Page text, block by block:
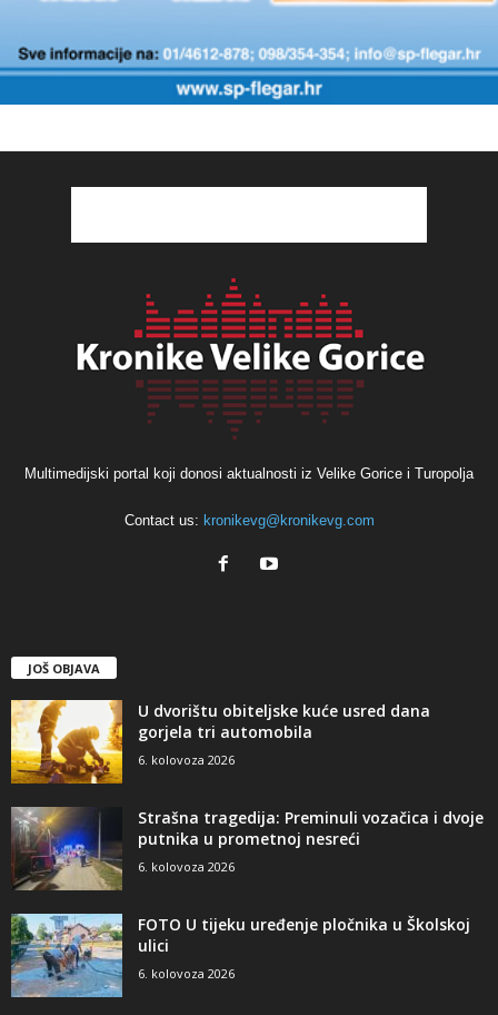
Multimedijski portal koji donosi aktualnosti iz Velike Gorice i Turopolja
Contact us: kronikevg@kronikevg.com
JOŠ OBJAVA
U dvorištu obiteljske kuće usred dana
gorjela tri automobila
6. kolovoza 2026
Strašna tragedija: Preminuli vozačica i dvoje
putnika u prometnoj nesreći
6. kolovoza 2026
FOTO U tijeku uređenje pločnika u Školskoj
ulici
6. kolovoza 2026